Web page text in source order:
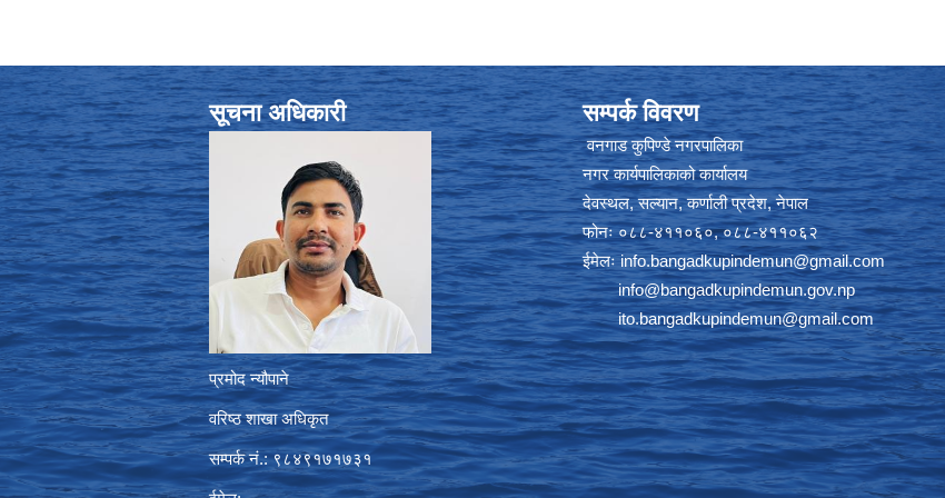
सूचना अधिकारी
प्रमोद न्यौपाने
वरिष्ठ शाखा अधिकृत
सम्पर्क नं.: ९८४९१७१७३१
सम्पर्क विवरण
वनगाड कुपिण्डे नगरपालिका
नगर कार्यपालिकाको कार्यालय
देवस्थल, सल्यान, कर्णाली प्रदेश, नेपाल
फोनः ०८८-४११०६०, ०८८-४११०६२
ईमेलःinfo.bangadkupindemun@gmail.com
info@bangadkupindemun.gov.np
ito.bangadkupindemun@gmail.com